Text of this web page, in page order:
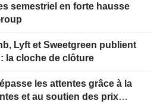
semestriel en forte hausse
Lyft et Sweetgreen publient
la cloche de clôture
les attentes grâce à la
et au soutien des prix